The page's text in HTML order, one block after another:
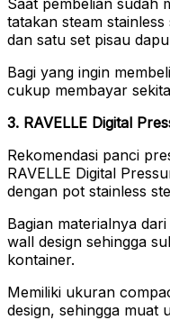
tatakan steam
dan satu set pisau
Bagi yang ingin
cukup membayar
3. RAVELLE Digital
Rekomendasi panci
RAVELLE Digital
dengan pot stainless
Bagian materialnya
wall design sehingga
kontainer.
Memiliki ukuran
design, sehingga muat